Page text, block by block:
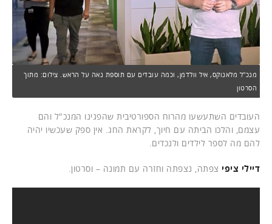
מנכ"ל מלאנוקס, איל וולדמן, וכמה עובדים עם תוספת נאה על הראש. צילום: מתוך
הסרטון
העובדים השתעשעו מהרוח הספורטיבית שהפגינו המנכ"ל והם
עצמם, והלכו הביתה עם חיוך, לקראת החג. אין ספק שעכשיו יהיה
להם מה לספר לילדים ולנכדים.
דיילי ציפי צפתה, נצפתה וחזרה עם תמונה – וסרטון.